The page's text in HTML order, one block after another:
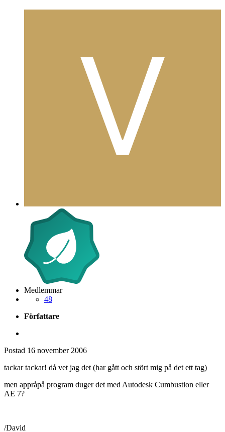
Medlemmar
48
Författare
Postad 16 november 2006
tackar tackar! då vet jag det (har gått och stört mig på det ett tag)
men appråpå program duger det med Autodesk Cumbustion eller
AE 7?
/David